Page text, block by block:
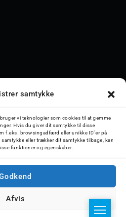
samtykke
vi teknologier som cookies til at gemme
Hvis du giver dit samtykke til disse
f.eks. browsingadfærd eller unikke ID'er på
eller trækker dit samtykke tilbage, kan
funktioner og egenskaber.
Afvis